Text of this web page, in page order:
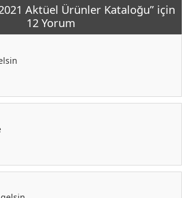
Aktüel Ürünler Kataloğu” için
12 Yorum